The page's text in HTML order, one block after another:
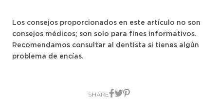
Los consejos proporcionados en este artículo no son
consejos médicos; son solo para fines informativos.
Recomendamos consultar al dentista si tienes algún
problema de encías.
SHARE Compartilhar no
Compartilhar no X
Compartilhar no